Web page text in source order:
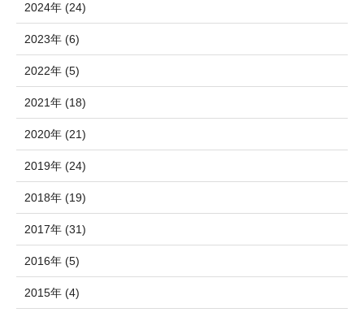
2024年 (24)
2023年 (6)
2022年 (5)
2021年 (18)
2020年 (21)
2019年 (24)
2018年 (19)
2017年 (31)
2016年 (5)
2015年 (4)